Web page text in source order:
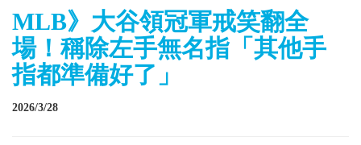
MLB》大谷領冠軍戒笑翻全
場！稱除左手無名指「其他手
指都準備好了」
2026/3/28